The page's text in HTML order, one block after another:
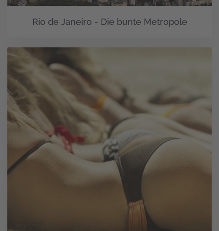
Rio de Janeiro - Die bunte Metropole